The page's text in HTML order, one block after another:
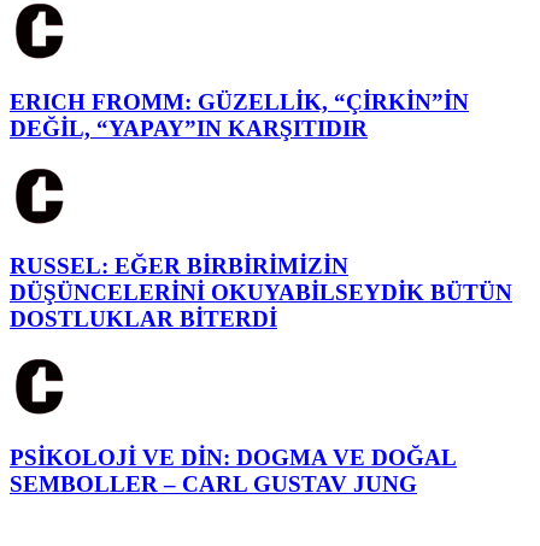
ERICH FROMM: GÜZELLİK, “ÇİRKİN”İN
DEĞİL, “YAPAY”IN KARŞITIDIR
RUSSEL: EĞER BİRBİRİMİZİN
DÜŞÜNCELERİNİ OKUYABİLSEYDİK BÜTÜN
DOSTLUKLAR BİTERDİ
PSİKOLOJİ VE DİN: DOGMA VE DOĞAL
SEMBOLLER – CARL GUSTAV JUNG